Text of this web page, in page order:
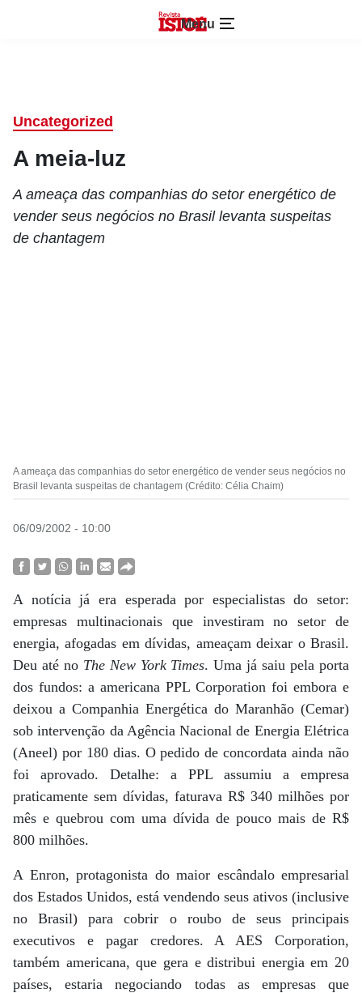
Menu
Uncategorized
A meia-luz
A ameaça das companhias do setor energético de
vender seus negócios no Brasil levanta suspeitas
de chantagem
A ameaça das companhias do setor energético de vender seus negócios no
Brasil levanta suspeitas de chantagem (Crédito: Célia Chaim)
06/09/2002 - 10:00
A notícia já era esperada por especialistas do setor:
empresas multinacionais que investiram no setor de
energia, afogadas em dívidas, ameaçam deixar o Brasil.
Deu até no The New York Times. Uma já saiu pela porta
dos fundos: a americana PPL Corporation foi embora e
deixou a Companhia Energética do Maranhão (Cemar)
sob intervenção da Agência Nacional de Energia Elétrica
(Aneel) por 180 dias. O pedido de concordata ainda não
foi aprovado. Detalhe: a PPL assumiu a empresa
praticamente sem dívidas, faturava R$ 340 milhões por
mês e quebrou com uma dívida de pouco mais de R$
800 milhões.
A Enron, protagonista do maior escândalo empresarial
dos Estados Unidos, está vendendo seus ativos (inclusive
no Brasil) para cobrir o roubo de seus principais
executivos e pagar credores. A AES Corporation,
também americana, que gera e distribui energia em 20
países, estaria negociando todas as empresas que